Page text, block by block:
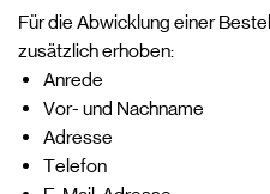
Für die Abwicklung einer
zusätzlich erhoben:
Anrede
Vor- und Nachname
Adresse
Telefon